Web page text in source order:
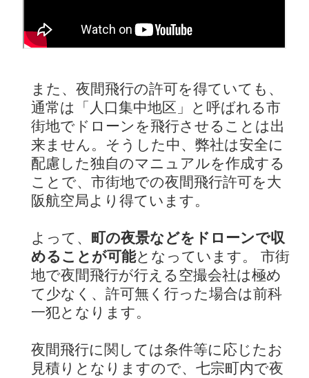
また、夜間飛行の許可を得ていても、
通常は「人口集中地区」と呼ばれる市
街地でドローンを飛行させることは出
来ません。そうした中、弊社は安全に
配慮した独自のマニュアルを作成する
ことで、市街地での夜間飛行許可を大
阪航空局より得ています。
よって、 町の夜景などをドローンで収
めることが可能となっています。 市街
地で夜間飛行が行える空撮会社は極め
て少なく、許可無く行った場合は前科
一犯となります。
夜間飛行に関しては条件等に応じたお
見積りとなりますので、七宗町内で夜